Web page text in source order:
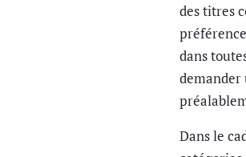
des titres
dans
demander
Dans le